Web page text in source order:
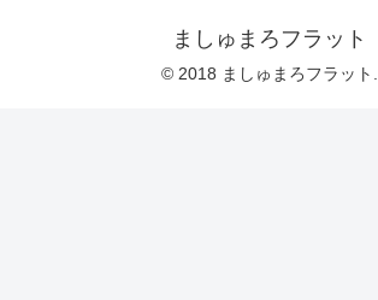
ましゅまろフラット
© 2018 ましゅまろフラット.